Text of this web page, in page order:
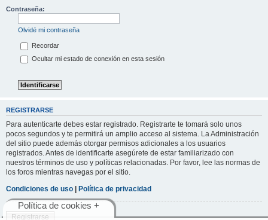
Contraseña:
Olvidé mi contraseña
Recordar
Ocultar mi estado de conexión en esta sesión
REGISTRARSE
Para autenticarte debes estar registrado. Registrarte te tomará solo unos
pocos segundos y te permitirá un amplio acceso al sistema. La Administración
del sitio puede además otorgar permisos adicionales a los usuarios
registrados. Antes de identificarte asegúrete de estar familiarizado con
nuestros términos de uso y políticas relacionadas. Por favor, lee las normas de
los foros mientras navegas por el sitio.
Condiciones de uso | Política de privacidad
Registrarse
Política de cookies +